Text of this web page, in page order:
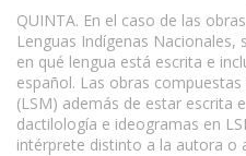
QUINTA. En el caso de las
Lenguas Indígenas
en qué lengua está escrita e
español. Las obras
(LSM) además de estar escrita
dactilología e ideogramas en
intérprete distinto a la autora o